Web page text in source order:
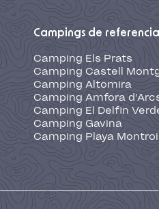
Campings de referencia
Camping Els Prats
Camping Castell
Camping Altomira
Camping Amfora
Camping El Delfin
Camping Gavina
Camping Playa